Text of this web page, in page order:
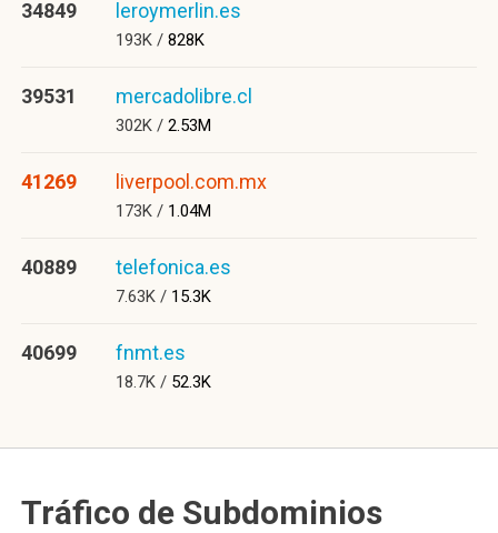
34849 leroymerlin.es
193K / 828K
39531 mercadolibre.cl
302K / 2.53M
41269 liverpool.com.mx
173K / 1.04M
40889 telefonica.es
7.63K / 15.3K
40699 fnmt.es
18.7K / 52.3K
Tráfico de Subdominios